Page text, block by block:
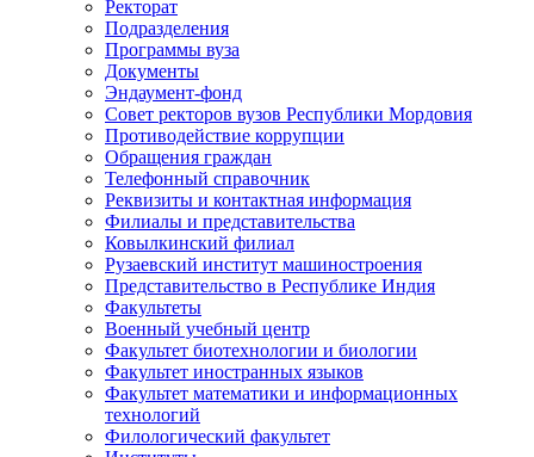
Ректорат
Подразделения
Программы вуза
Документы
Эндаумент-фонд
Совет ректоров вузов Республики Мордовия
Противодействие коррупции
Обращения граждан
Телефонный справочник
Реквизиты и контактная информация
Филиалы и представительства
Ковылкинский филиал
Рузаевский институт машиностроения
Представительство в Республике Индия
Факультеты
Военный учебный центр
Факультет биотехнологии и биологии
Факультет иностранных языков
Факультет математики и информационных
технологий
Филологический факультет